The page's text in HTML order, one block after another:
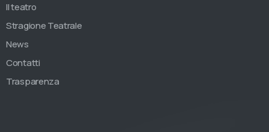
Il teatro
Stragione Teatrale
News
Contatti
Trasparenza